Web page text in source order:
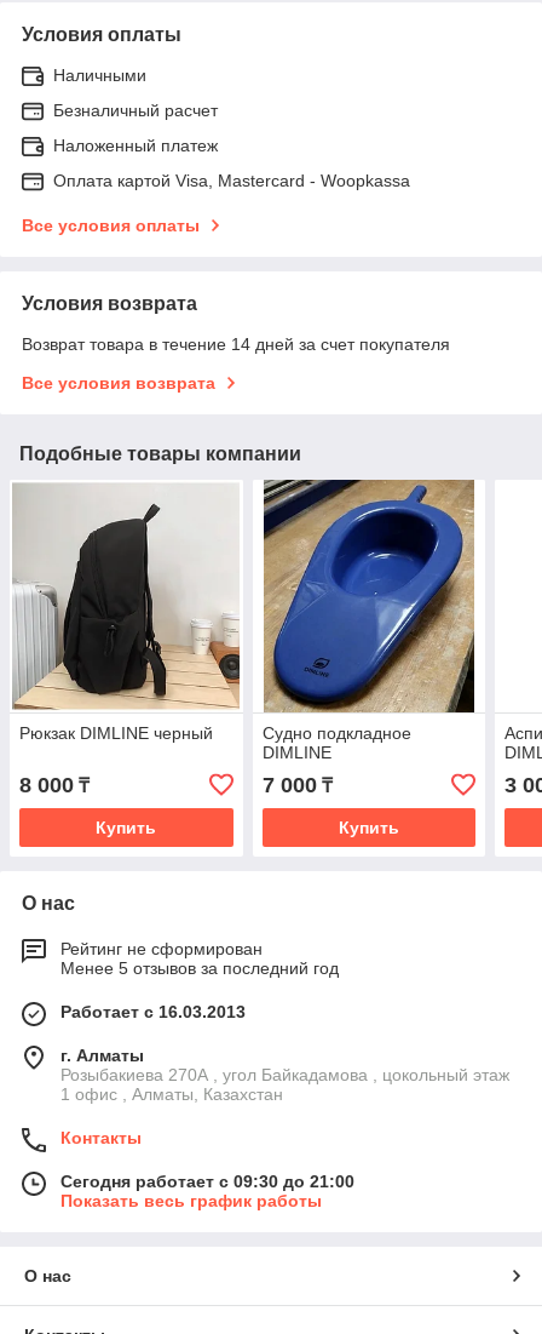
Условия оплаты
Наличными
Безналичный расчет
Наложенный платеж
Оплата картой Visa, Mastercard - Woopkassa
Все условия оплаты
Условия возврата
Возврат товара в течение 14 дней за счет покупателя
Все условия возврата
Подобные товары компании
Рюкзак DIMLINE черный
8 000 ₸
Купить
Судно подкладное
DIMLINE
7 000₸
Купить
3
О нас
Рейтинг не сформирован
Менее 5 отзывов за последний год
Работает с 16.03.2013
г. Алматы
Розыбакиева 270А , угол Байкадамова , цокольный этаж
1 офис , Алматы, Казахстан
Контакты
Сегодня работает с 09:30 до 21:00
Показать весь график работы
О нас